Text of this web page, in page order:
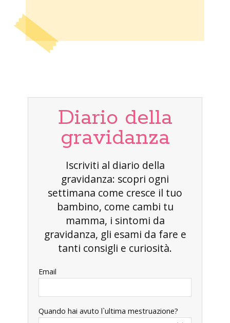
Diario della
gravidanza
Iscriviti al diario della
gravidanza: scopri ogni
settimana come cresce il tuo
bambino, come cambi tu
mamma, i sintomi da
gravidanza, gli esami da fare e
tanti consigli e curiosità.
Email
Quando hai avuto l`ultima mestruazione?